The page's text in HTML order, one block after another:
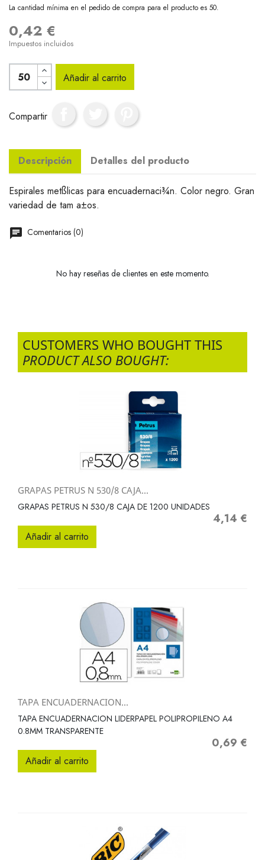
La cantidad mínima en el pedido de compra para el producto es 50.
0,42 €
Impuestos incluidos
Añadir al carrito
Compartir
Descripción Detalles del producto
Espirales metßlicas para encuadernaci¾n. Color negro. Gran
variedad de tam a±os.
Comentarios (0)
No hay reseñas de clientes en este momento.
CUSTOMERS WHO BOUGHT THIS
PRODUCT ALSO BOUGHT:
GRAPAS PETRUS N 530/8 CAJA...
GRAPAS PETRUS N 530/8 CAJA DE 1200 UNIDADES
Precio
4,14 €
Añadir al carrito
TAPA ENCUADERNACION...
TAPA ENCUADERNACION LIDERPAPEL POLIPROPILENO A4
0.8MM TRANSPARENTE
Precio
0,69 €
Añadir al carrito